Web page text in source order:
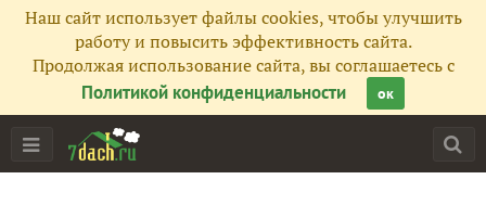
Наш сайт использует файлы cookies, чтобы улучшить
работу и повысить эффективность сайта.
Продолжая использование сайта, вы соглашаетесь с
Политикой конфиденциальности
ок